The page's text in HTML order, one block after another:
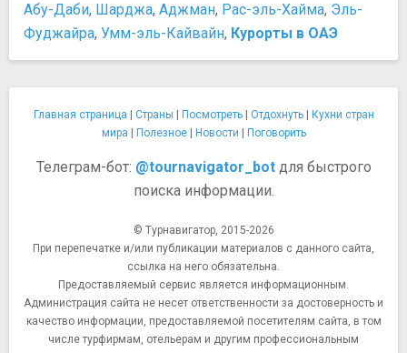
Абу-Даби, Шарджа, Аджман, Рас-эль-Хайма, Эль-
Фуджайра, Умм-эль-Кайвайн, Курорты в ОАЭ
Главная страница Страны Посмотреть| Отдохнуть|
Кухни стран
мира
Полезное| Новости Поговорить
Телеграм-бот: @tournavigator_botдля быстрого
поиска информации.
© Турнавигатор, 2015-2026
При перепечатке и/или публикации материалов с данного сайта,
ссылка на него обязательна.
Предоставляемый сервис является информационным.
Администрация сайта не несет ответственности за достоверность и
качество информации, предоставляемой посетителям сайта, в том
числе турфирмам, отельерам и другим профессиональным